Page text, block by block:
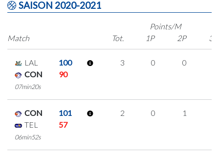
SAISON 2020-2021
Match
Points/M
Tot.
1P 2P 3P
LAL
100
CON
90
07min20s
3 0 0
CON
101
TEL
57
06min52s
2 0 1